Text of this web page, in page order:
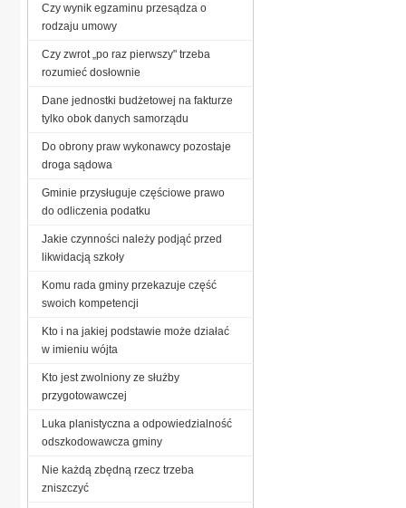
Czy wynik egzaminu przesądza o
rodzaju umowy
Czy zwrot „po raz pierwszy" trzeba
rozumieć dosłownie
Dane jednostki budżetowej na fakturze
tylko obok danych samorządu
Do obrony praw wykonawcy pozostaje
droga sądowa
Gminie przysługuje częściowe prawo
do odliczenia podatku
Jakie czynności należy podjąć przed
likwidacją szkoły
Komu rada gminy przekazuje część
swoich kompetencji
Kto i na jakiej podstawie może działać
w imieniu wójta
Kto jest zwolniony ze służby
przygotowawczej
Luka planistyczna a odpowiedzialność
odszkodowawcza gminy
Nie każdą zbędną rzecz trzeba
zniszczyć